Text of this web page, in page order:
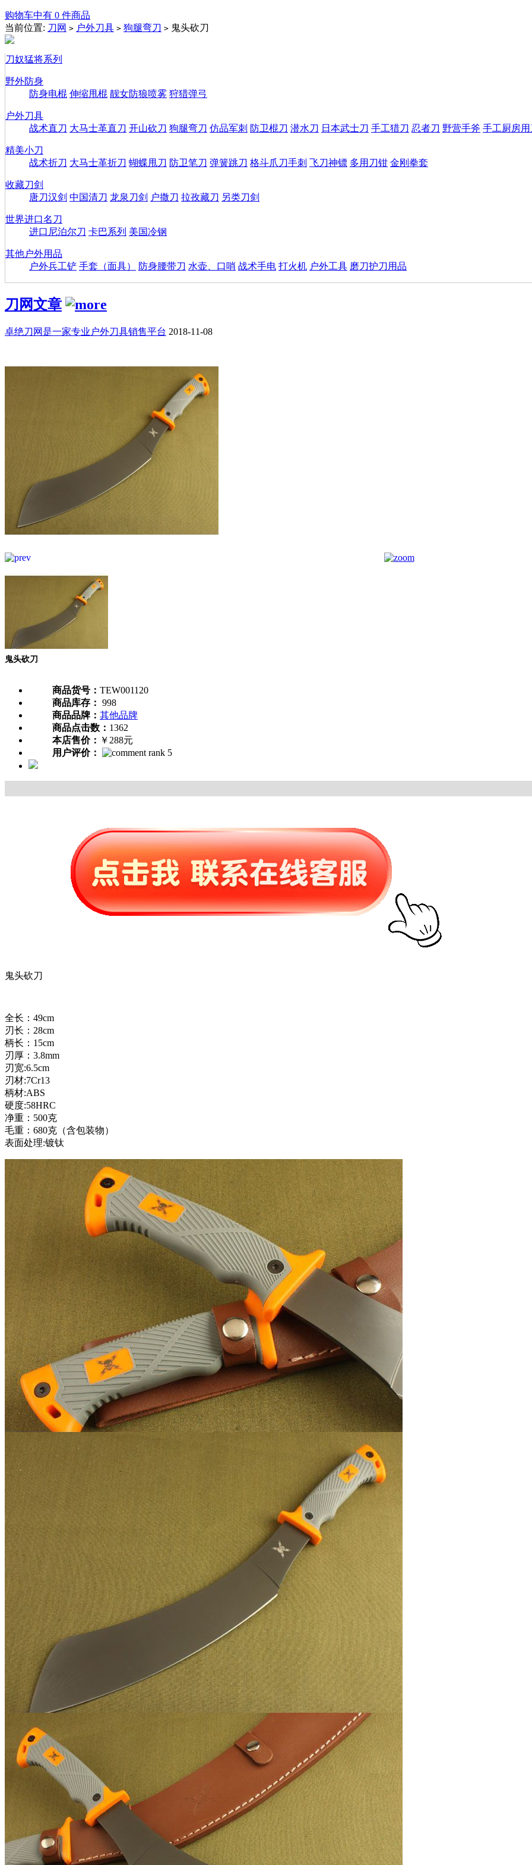
购物车中有 0 件商品
当前位置: 刀网 > 户外刀具 > 狗腿弯刀 > 鬼头砍刀
刀奴猛将系列
野外防身
防身电棍 伸缩甩棍 靓女防狼喷雾 狩猎弹弓
户外刀具
战术直刀 大马士革直刀 开山砍刀 狗腿弯刀 仿品军刺 防卫棍刀 潜水刀 日本武士刀 手工猎刀 忍者刀 野营手斧 手工厨房用
精美小刀
战术折刀 大马士革折刀 蝴蝶甩刀 防卫笔刀 弹簧跳刀 格斗爪刀手刺 飞刀神镖 多用刀钳 金刚拳套
收藏刀剑
唐刀汉剑 中国清刀 龙泉刀剑 户撒刀 拉孜藏刀 另类刀剑
世界进口名刀
进口尼泊尔刀 卡巴系列 美国冷钢
其他户外用品
户外兵工铲 手套（面具） 防身腰带刀 水壶、口哨 战术手电 打火机 户外工具 磨刀护刀用品
刀网文章
卓绝刀网是一家专业户外刀具销售平台 2018-11-08
鬼头砍刀
商品货号： TEW001120
商品库存： 998
商品品牌： 其他品牌
商品点击数： 1362
本店售价： ￥288元
用户评价：
鬼头砍刀
全长：49cm
刃长：28cm
柄长：15cm
刃厚：3.8mm
刃宽:6.5cm
刃材:7Cr13
柄材:ABS
硬度:58HRC
净重：500克
毛重：680克（含包装物）
表面处理:镀钛